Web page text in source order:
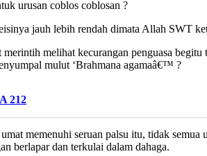
urusan coblos coblosan ?
jauh lebih rendah dimata Allah SWT
melihat kecurangan penguasa
mulut ‘Brahmana agamaâ€™ ?
212
memenuhi seruan palsu itu, tidak
berlapar dan terkulai dalam dahaga.